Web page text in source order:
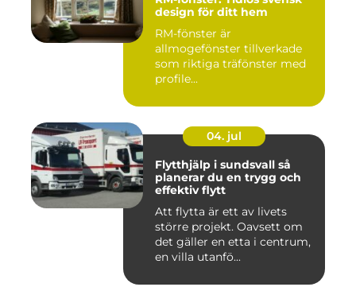
design för ditt hem
RM-fönster är
allmogefönster tillverkade
som riktiga träfönster med
profile...
04. jul
Flytthjälp i sundsvall så
planerar du en trygg och
effektiv flytt
Att flytta är ett av livets
större projekt. Oavsett om
det gäller en etta i centrum,
en villa utanfö...